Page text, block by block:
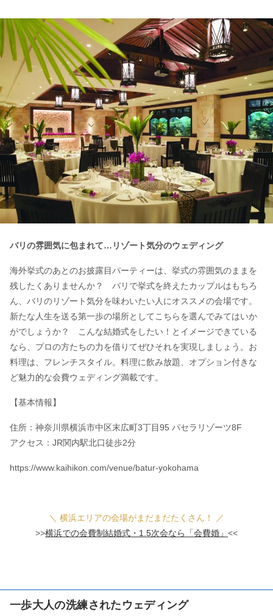
バリの雰囲気に包まれて…リゾート気分のウェディング
海外挙式のあとのお披露目パーティーは、挙式の雰囲気のままを
残したくありませんか？ バリで挙式を終えたカップルはもちろ
ん、バリのリゾート気分を味わいたい人にオススメの会場です。
新たな人生を送る第一歩の場所としてこちらを選んでみてはいか
がでしょうか？ こんな結婚式をしたい！とイメージできている
なら、プロの方たちの力を借りてぜひそれを実現しましょう。お
料理は、フレンチスタイル。料理に飲み放題、オプション付きな
ど魅力的な会費ウェディング満載です。
【基本情報】
住所：神奈川県横浜市中区末広町3丁目95 パセラリゾーツ8F
アクセス：JR関内駅北口徒歩2分
https://www.kaihikon.com/venue/batur-yokohama
＼ 横浜エリアの会場がまだまだたくさん！ ／
>>横浜での会費制結婚式・1.5次会なら「会費婚」 <<
一歩大人の洗練されたウェディング